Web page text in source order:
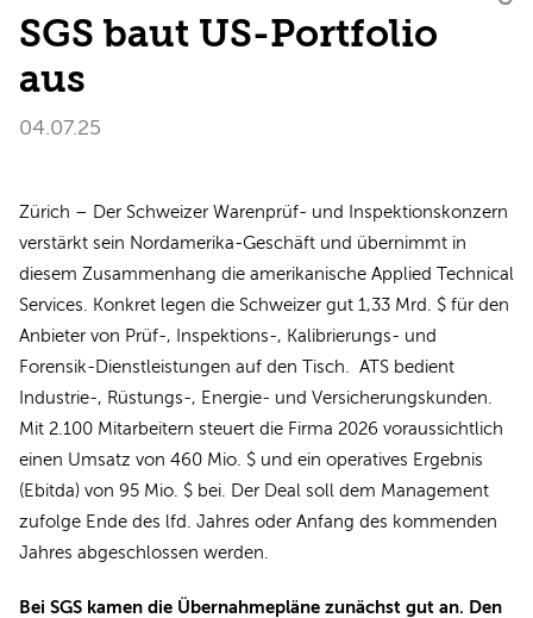
SGS baut US-Portfolio
aus
04.07.25
Zürich – Der Schweizer Warenprüf- und Inspektionskonzern
verstärkt sein Nordamerika-Geschäft und übernimmt in
diesem Zusammenhang die amerikanische Applied Technical
Services. Konkret legen die Schweizer gut 1,33 Mrd. $ für den
Anbieter von Prüf-, Inspektions-, Kalibrierungs- und
Forensik-Dienstleistungen auf den Tisch. ATS bedient
Industrie-, Rüstungs-, Energie- und Versicherungskunden.
Mit 2.100 Mitarbeitern steuert die Firma 2026 voraussichtlich
einen Umsatz von 460 Mio. $ und ein operatives Ergebnis
(Ebitda) von 95 Mio. $ bei. Der Deal soll dem Management
zufolge Ende des lfd. Jahres oder Anfang des kommenden
Jahres abgeschlossen werden.
Bei SGS kamen die Übernahmepläne zunächst gut an. Den